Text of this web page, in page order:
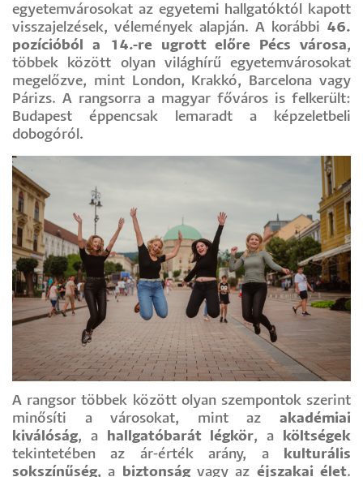
egyetemvárosokat az egyetemi hallgatóktól kapott
visszajelzések, vélemények alapján. A korábbi 46.
pozícióból a 14.-re ugrott előre Pécs városa,
többek között olyan világhírű egyetemvárosokat
megelőzve, mint London, Krakkó, Barcelona vagy
Párizs. A rangsorra a magyar főváros is felkerült:
Budapest éppencsak lemaradt a képzeletbeli
dobogóról.
A rangsor többek között olyan szempontok szerint
minősíti a városokat, mint az akadémiai
kiválóság, a hallgatóbarát légkör, a
költségek
tekintetében az ár-érték arány, a
kulturális
sokszínűség, a biztonságvagy az éjszakai élet.